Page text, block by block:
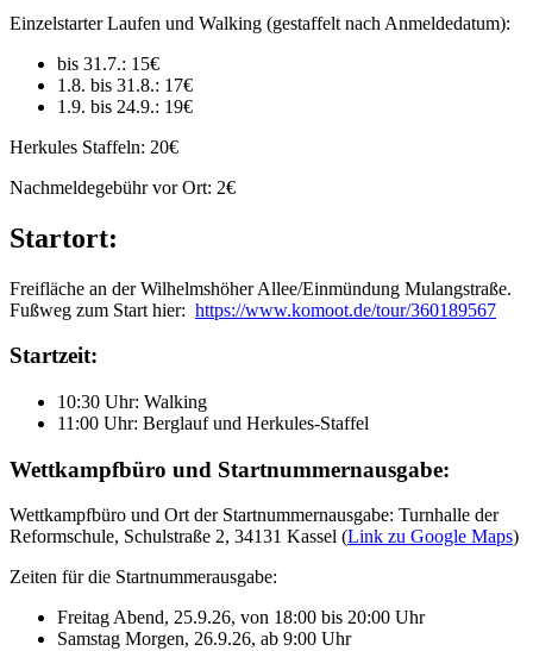
Einzelstarter Laufen und Walking (gestaffelt nach Anmeldedatum):
bis 31.7.: 15€
1.8. bis 31.8.: 17€
1.9. bis 24.9.: 19€
Herkules Staffeln: 20€
Nachmeldegebühr vor Ort: 2€
Startort:
Freifläche an der Wilhelmshöher Allee/Einmündung Mulangstraße.
Fußweg zum Start hier: https://www.komoot.de/tour/360189567
Startzeit:
10:30 Uhr: Walking
11:00 Uhr: Berglauf und Herkules-Staffel
Wettkampfbüro und Startnummernausgabe:
Wettkampfbüro und Ort der Startnummernausgabe: Turnhalle der
Reformschule, Schulstraße 2, 34131 Kassel (Link zu Google Maps)
Zeiten für die Startnummerausgabe:
Freitag Abend, 25.9.26, von 18:00 bis 20:00 Uhr
Samstag Morgen, 26.9.26, ab 9:00 Uhr